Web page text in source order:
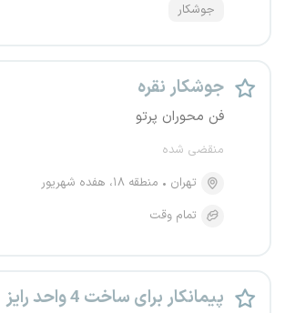
جوشکار
جوشکار نقره
فن محوران پرتو
منقضی شده
تهران
منطقه ۱۸، هفده شهریور
تمام وقت
پیمانکار برای ساخت 4 واحد رایز